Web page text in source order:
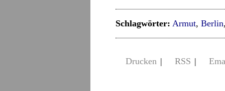
Schlagwörter: Armut, Berlin
Drucken | RSS |